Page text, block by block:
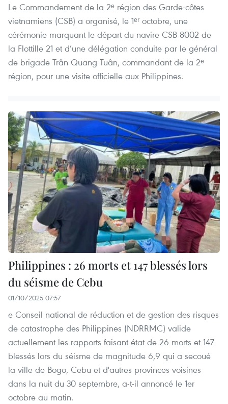
Le Commandement de la 2ᵉ région des Garde-côtes
vietnamiens (CSB) a organisé, le 1ᵉʳ octobre, une
cérémonie marquant le départ du navire CSB 8002 de
la Flottille 21 et d’une délégation conduite par le général
de brigade Trân Quang Tuân, commandant de la 2ᵉ
région, pour une visite officielle aux Philippines.
Philippines : 26 morts et 147 blessés lors
du séisme de Cebu
01/10/2025 07:57
e Conseil national de réduction et de gestion des risques
de catastrophe des Philippines (NDRRMC) valide
actuellement les rapports faisant état de 26 morts et 147
blessés lors du séisme de magnitude 6,9 qui a secoué
la ville de Bogo, Cebu et d'autres provinces voisines
dans la nuit du 30 septembre, a-t-il annoncé le 1er
octobre au matin.